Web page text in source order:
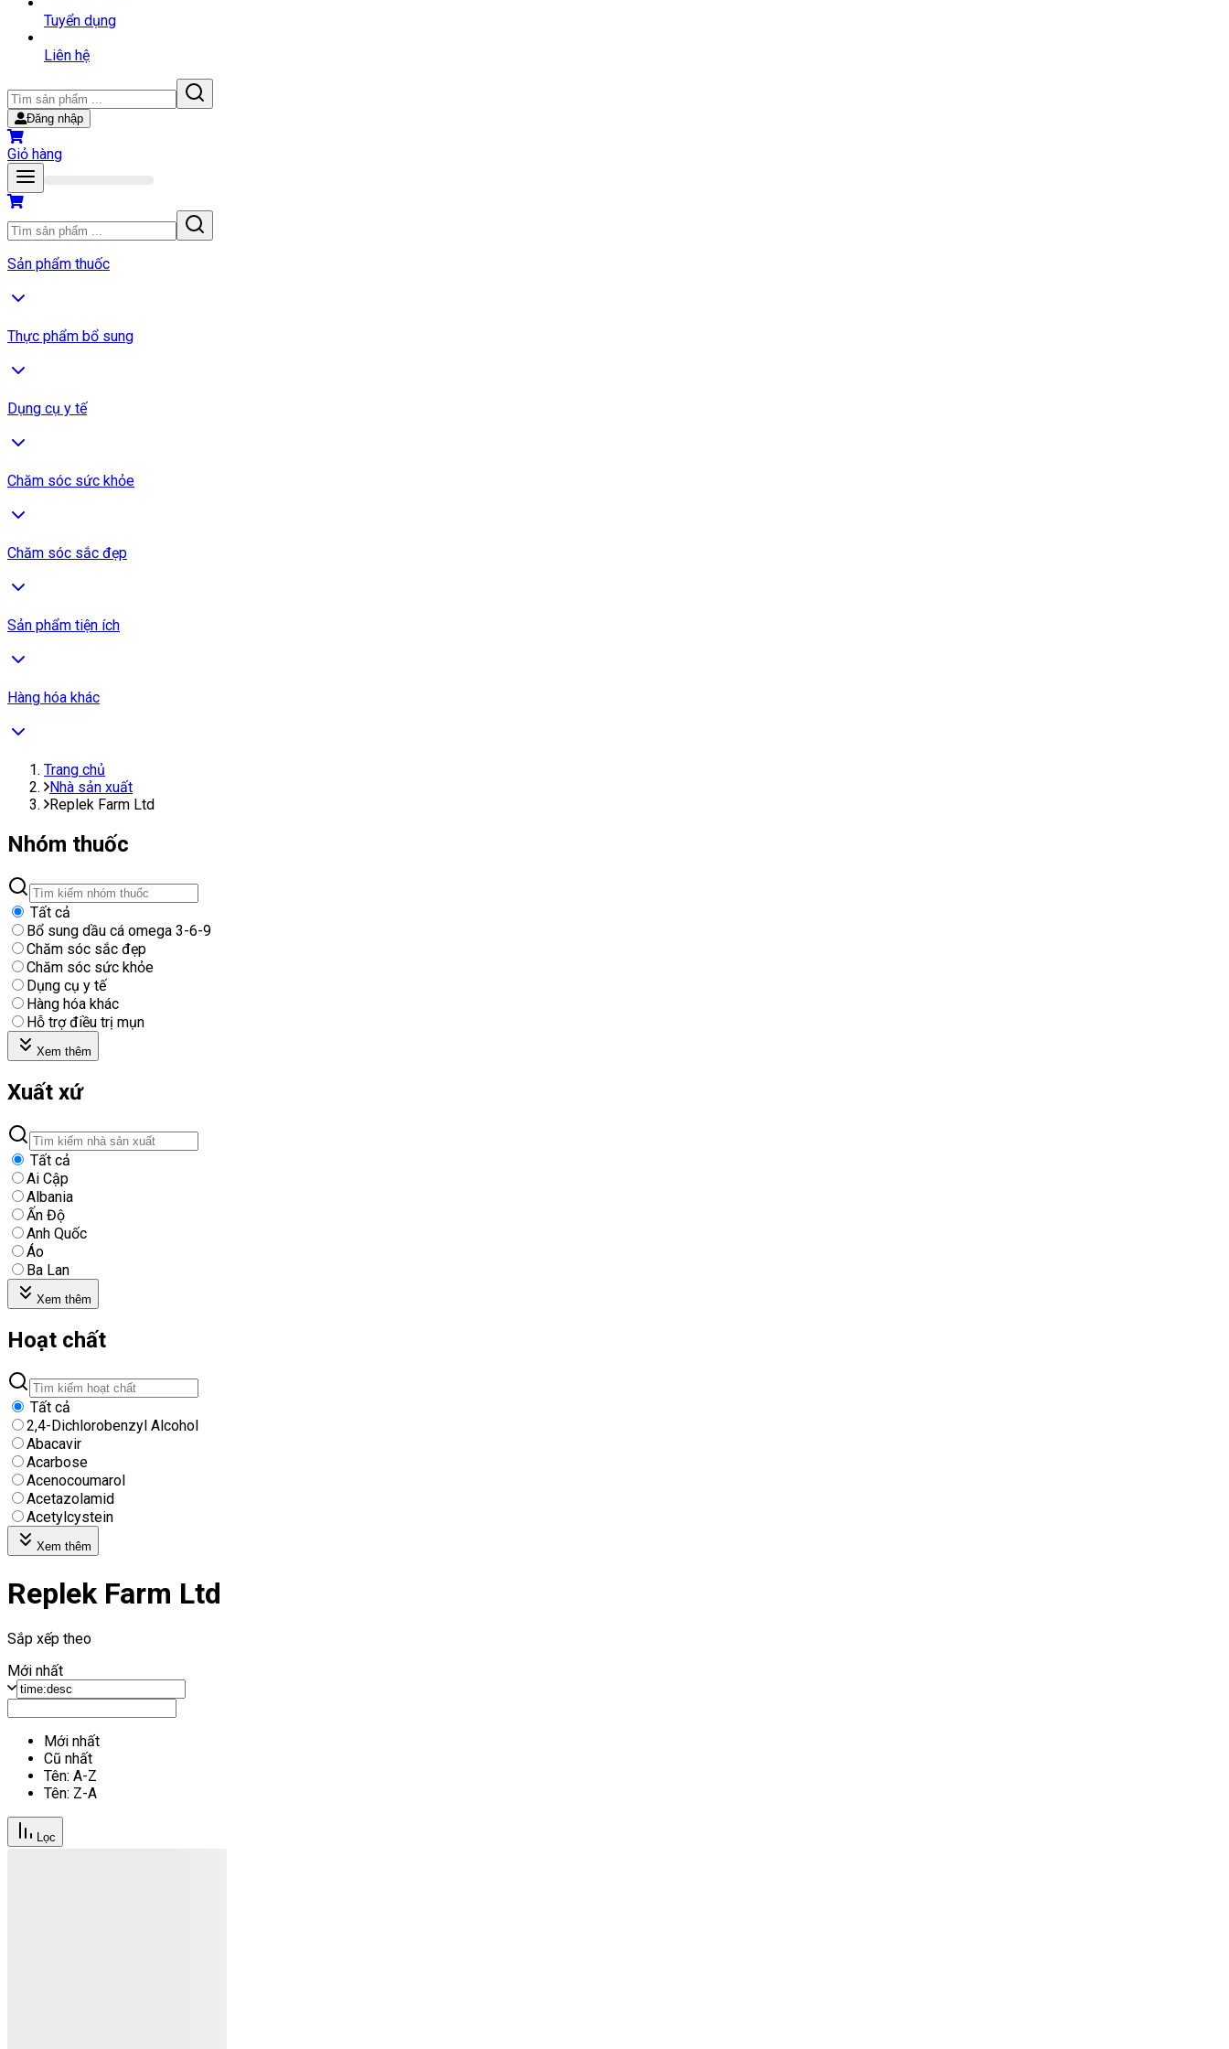
Tuyển dụng
Liên hệ
Đăng nhập
Giỏ hàng
Sản phẩm thuốc
Thực phẩm bổ sung
Dụng cụ y tế
Chăm sóc sức khỏe
Chăm sóc sắc đẹp
Sản phẩm tiện ích
Hàng hóa khác
Trang chủ
Nhà sản xuất
Replek Farm Ltd
Nhóm thuốc
Tất cả
Bổ sung dầu cá omega 3-6-9
Chăm sóc sắc đẹp
Chăm sóc sức khỏe
Dụng cụ y tế
Hàng hóa khác
Hỗ trợ điều trị mụn
Xem thêm
Xuất xứ
Tất cả
Ai Cập
Albania
Ấn Độ
Anh Quốc
Áo
Ba Lan
Xem thêm
Hoạt chất
Tất cả
2,4-Dichlorobenzyl Alcohol
Abacavir
Acarbose
Acenocoumarol
Acetazolamid
Acetylcystein
Xem thêm
Replek Farm Ltd
Sắp xếp theo
Mới nhất
Mới nhất
Cũ nhất
Tên: A-Z
Tên: Z-A
Lọc